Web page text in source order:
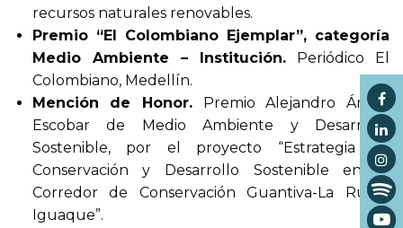
recursos naturales renovables.
Premio “El Colombiano Ejemplar”, categoría
Medio Ambiente – Institución.Periódico El
Colombiano, Medellín.
Mención de Honor. Premio Alejandro Ángel
Escobar de Medio Ambiente y Desarrollo
Sostenible, por el proyecto “Estrategia de
Conservación y Desarrollo Sostenible en el
Corredor de Conservación Guantiva-La Rusia-
Iguaque”.